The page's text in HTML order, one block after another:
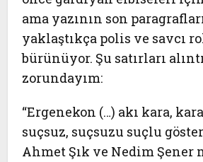
ama yazının son
yaklaştıkça polis ve savcı
bürünüyor. Şu satırları
zorundayım:
“Ergenekon (…) akı kara,
suçsuz, suçsuzu suçlu
Ahmet Şık ve Nedim Şener